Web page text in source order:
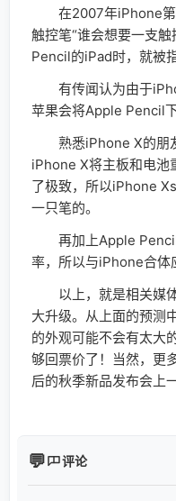
在2007年iPhone第
触控笔“谁会想要一支
Pencil的iPad时，就被
有传闻认为由于
苹果会将Apple Pencil
熟悉iPhone X的朋友
iPhone X将主板和电池
了极致，所以iPhone
一只笔的。
再加上Apple Pencil
率，所以与iPhone合体
以上，就是相关媒体
大升级。从上面的预测
的外观可能不会有太大
够回票价了！当然，更
后的秋季新品发布会上
评论